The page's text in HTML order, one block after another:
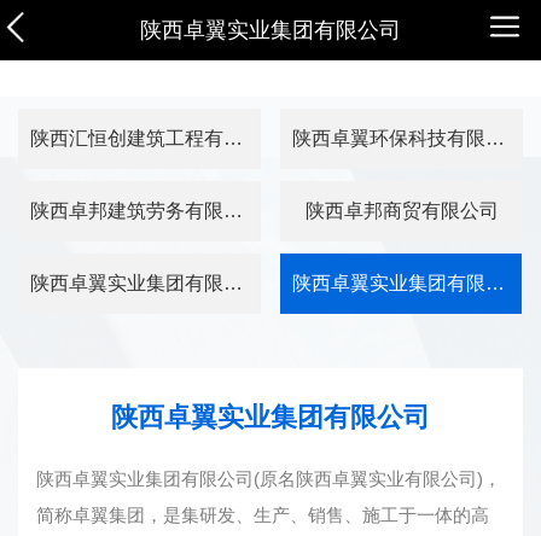
陕西卓翼实业集团有限公司
陕西汇恒创建筑工程有限公司 陕西卓翼环保科技有限公司
陕西卓邦建筑劳务有限公司 陕西卓邦商贸有限公司
陕西卓翼实业集团有限公司西安分公司 陕西卓翼实业集团有限公司
陕西卓翼实业集团有限公司
陕西卓翼实业集团有限公司(原名陕西卓翼实业有限公司)，
简称卓翼集团，是集研发、生产、销售、施工于一体的高